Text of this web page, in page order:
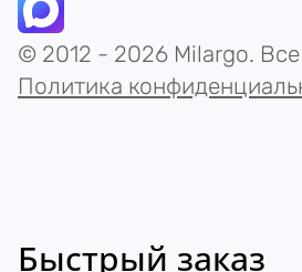
© 2012 - 2026 Milargo.
Политика
Быстрый заказ